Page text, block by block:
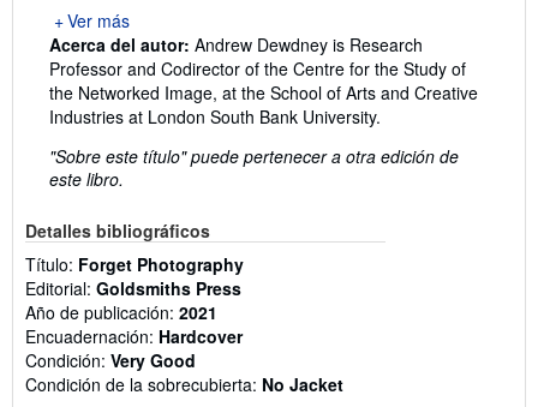
Ver más
Acerca del autor: Andrew Dewdney is Research
Professor and Codirector of the Centre for the Study of
the Networked Image, at the School of Arts and Creative
Industries at London South Bank University.
"Sobre este título" puede pertenecer a otra edición de
este libro.
Detalles bibliográficos
Título: Forget Photography
Editorial: Goldsmiths Press
Año de publicación: 2021
Encuadernación: Hardcover
Condición: Very Good
Condición de la sobrecubierta: No Jacket